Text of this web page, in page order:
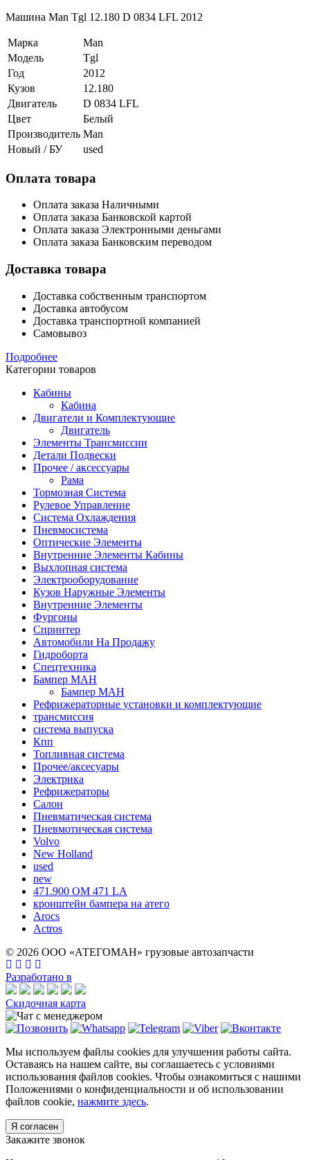
Машина Man Tgl 12.180 D 0834 LFL 2012
Марка
Man
Модель
Tgl
Год
2012
Кузов
12.180
Двигатель
D 0834 LFL
Цвет
Белый
Производитель Man
Новый / БУ
used
Оплата товара
Оплата заказа Наличными
Оплата заказа Банковской картой
Оплата заказа Электронными деньгами
Оплата заказа Банковским переводом
Доставка товара
Доставка собственным транспортом
Доставка автобусом
Доставка транспортной компанией
Самовывоз
Подробнее
Категории товаров
Кабины
Кабина
Двигатели и Комплектующие
Двигатель
Элементы Трансмиссии
Детали Подвески
Прочее / аксессуары
Рама
Тормозная Система
Рулевое Управление
Система Охлаждения
Пневмосистема
Оптические Элементы
Внутренние Элементы Кабины
Выхлопная система
Электрооборудование
Кузов Наружные Элементы
Внутренние Элементы
Фургоны
Спринтер
Автомобили На Продажу
Гидроборта
Спецтехника
Бампер МАН
Бампер МАН
Рефрижераторные установки и комплектующие
трансмиссия
система выпуска
Кпп
Топливная система
Прочее/аксесуары
Электрика
Рефрижераторы
Салон
Пневматическая система
Пневмотическая система
Volvo
New Holland
used
new
471.900 OM 471 LA
кронштейн бампера на атего
Arocs
Actros
© 2026 ООО «АТЕГОМАН» грузовые автозапчасти
Разработано в
Скидочная карта
Мы используем файлы cookies для улучшения работы сайта.
Оставаясь на нашем сайте, вы соглашаетесь с условиями
использования файлов cookies. Чтобы ознакомиться с нашими
Положениями о конфиденциальности и об использовании
файлов cookie, нажмите здесь.
Я согласен
Закажите звонок